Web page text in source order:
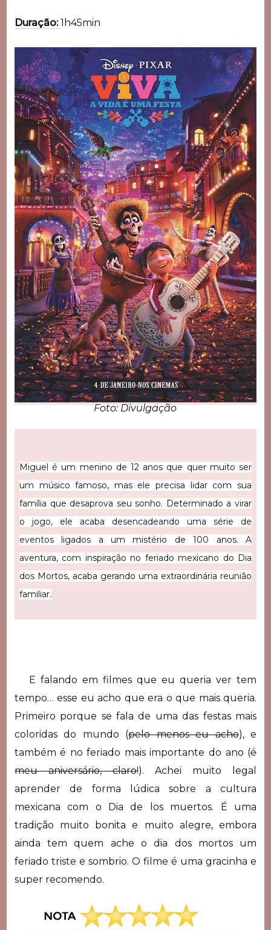
Duração:1h45min
Foto: Divulgação
Miguel é um menino de 12 anos que quer muito ser
um músico famoso, mas ele precisa lidar com sua
família que desaprova seu sonho. Determinado a virar
o jogo, ele acaba desencadeando uma série de
eventos ligados a um mistério de 100 anos. A
aventura, com inspiração no feriado mexicano do Dia
dos Mortos, acaba gerando uma extraordinária reunião
familiar.
E falando em filmes que eu queria ver tem
tempo… esse eu acho que era o que mais queria.
Primeiro porque se fala de uma das festas mais
coloridas do mundo (pelo menos eu acho), e
também é no feriado mais importante do ano (é
meu aniversário, claro!). Achei muito legal
aprender de forma lúdica sobre a cultura
mexicana com o Dia de los muertos. É uma
tradição muito bonita e muito alegre, embora
ainda tem quem ache o dia dos mortos um
feriado triste e sombrio. O filme é uma gracinha e
super recomendo.